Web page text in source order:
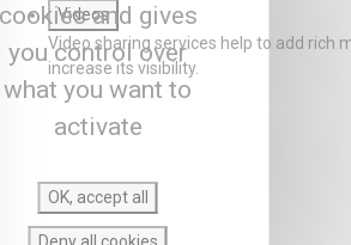
Videos
Video sharing services help to add rich
increase its visibility.
and gives
you control over
what you want to
activate
OK, accept all